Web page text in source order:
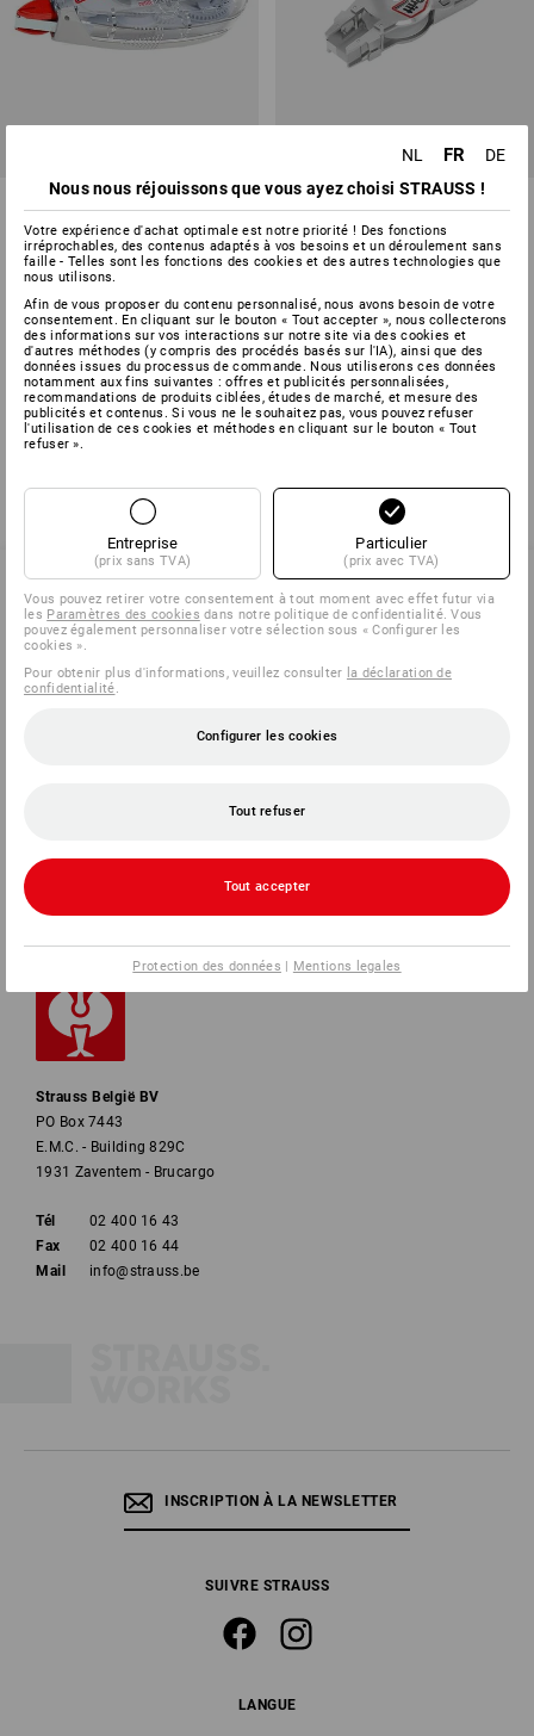
Rouleau correcteur
rechargeable Pritt
variante
à p. de € 3,98
(TTC) à p. de 5 Pièces
Boîtier de rechange pour
rouleau correcteur Pritt
1 variante
(TTC) à p. de 5 Pièces
Vous avez déjà consulté 4 articles sur un total de 4 articles.
SERVICE 02 400 16 43
Strauss België BV
PO Box 7443
E.M.C. - Building 829C
1931 Zaventem - Brucargo
Tél
02 400 16 43
Fax
02 400 16 44
Mail
info@strauss.be
INSCRIPTION À LA NEWSLETTER
SUIVRE STRAUSS
LANGUE
NL FR
DE
Nous nous réjouissons que vous ayez choisi STRAUSS !
Votre expérience d'achat optimale est notre priorité ! Des fonctions
irréprochables, des contenus adaptés à vos besoins et un déroulement sans
faille - Telles sont les fonctions des cookies et des autres technologies que
nous utilisons.
Afin de vous proposer du contenu personnalisé, nous avons besoin de votre
consentement. En cliquant sur le bouton « Tout accepter », nous collecterons
des informations sur vos interactions sur notre site via des cookies et
d'autres méthodes (y compris des procédés basés sur l'IA), ainsi que des
données issues du processus de commande. Nous utiliserons ces données
notamment aux fins suivantes : offres et publicités personnalisées,
recommandations de produits ciblées, études de marché, et mesure des
publicités et contenus. Si vous ne le souhaitez pas, vous pouvez refuser
l'utilisation de ces cookies et méthodes en cliquant sur le bouton « Tout
refuser ».
Entreprise
(prix sans TVA)
Particulier
(prix avec TVA)
Vous pouvez retirer votre consentement à tout moment avec effet futur via
les Paramètres des cookies dans notre politique de confidentialité. Vous
pouvez également personnaliser votre sélection sous « Configurer les
cookies ».
Pour obtenir plus d'informations, veuillez consulter la déclaration de
confidentialité
Configurer les cookies
Tout refuser
Tout accepter
Protection des données | Mentions legales